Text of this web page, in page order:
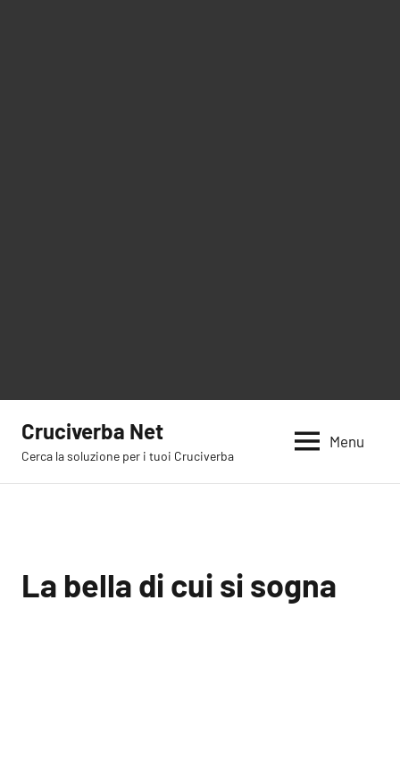
contenuto
Cruciverba Net
Cerca la soluzione per i tuoi Cruciverba
Menu
La bella di cui si sogna